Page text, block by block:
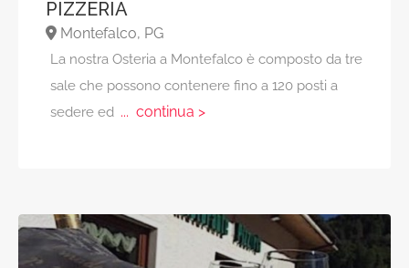
PIZZERIA
Montefalco, PG
La nostra Osteria a Montefalco è composto da tre
sale che possono contenere fino a 120 posti a
sedere ed... continua >